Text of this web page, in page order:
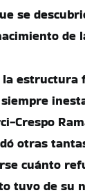
se
de
la estructura
Crespo
otras
cuánto
tuvo de su